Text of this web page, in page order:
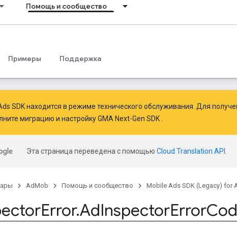
Помощь и сообщество
Примеры Поддержка
SDK находится в режиме технического обслуживания. Для
миграцию и настройку GMA Next-Gen SDK
Эта страница переведена с помощью Cloud Translation API
AdMob Помощь и сообщество Mobile Ads SDK (Legacy) for
Error.AdInspectorError